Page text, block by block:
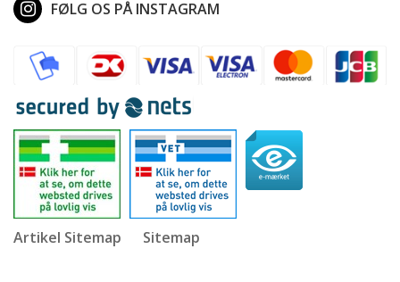
FØLG OS PÅ INSTAGRAM
Artikel Sitemap Sitemap